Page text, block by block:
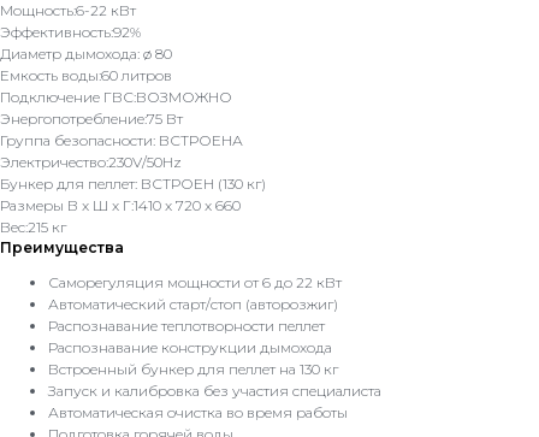
Мощность:6-22 кВт
Эффективность:92%
Диаметр дымохода: ø 80
Емкость воды:60 литров
Подключение ГВС:ВОЗМОЖНО
Энергопотребление:75 Вт
Группа безопасности: ВСТРОЕНА
Электричество:230V/50Hz
Бункер для пеллет: ВСТРОЕН (130 кг)
Размеры В x Ш x Г:1410 x 720 x 660
Вес:215 кг
Преимущества
Саморегуляция мощности от 6 до 22 кВт
Автоматический старт/стоп (авторозжиг)
Распознавание теплотворности пеллет
Распознавание конструкции дымохода
Встроенный бункер для пеллет на 130 кг
Запуск и калибровка без участия специалиста
Автоматическая очистка во время работы